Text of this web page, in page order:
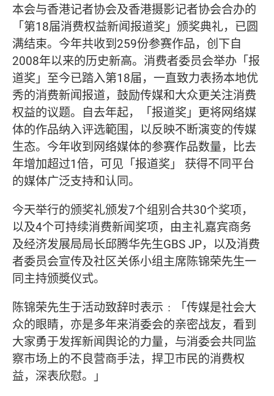
本会与香港记者协会及香港摄影记者协会合办的
「第18届消费权益新闻报道奖」颁奖典礼，已圆
满结束。今年共收到259份参赛作品，创下自
2008年以来的历史新高。消费者委员会举办「报
道奖」至今已踏入第18届，一直致力表扬本地优
秀的消费新闻报道，鼓励传媒和大众更关注消费
权益的议题。自去年起，「报道奖」更将网络媒
体的作品纳入评选範围，以反映不断演变的传媒
生态。今年收到网络媒体的参赛作品数量，比去
年增加超过1倍，可见「报道奖」 获得不同平台
的媒体广泛支持和认同。
今天举行的颁奖礼颁发7个组别合共30个奖项，
以及4个可持续消费新闻奖项，由主礼嘉宾商务
及经济发展局局长邱腾华先生GBS JP，以及消费
者委员会宣传及社区关係小组主席陈锦荣先生一
同主持颁奬仪式。
陈锦荣先生于活动致辞时表示﹕「传媒是社会大
众的眼睛，亦是多年来消委会的亲密战友，看到
大家勇于发挥新闻舆论的力量，与消委会共同监
察市场上的不良营商手法，捍卫市民的消费权
益，深表欣慰。」